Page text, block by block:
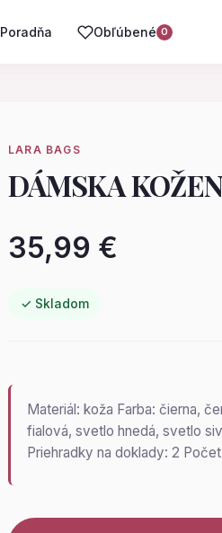
Poradňa Obľúbené 0
LARA BAGS
DÁMSKA
35,99 €
✓ Skladom
Materiál: koža Farba: čierna,
fialová, svetlo hnedá, svetlo
Priehradky na doklady: 2